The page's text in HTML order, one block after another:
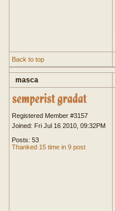
Back to top
masca
Registered Member #3157
Joined: Fri Jul 16 2010, 09:32PM
Posts: 53
Thanked 15 time in 9 post